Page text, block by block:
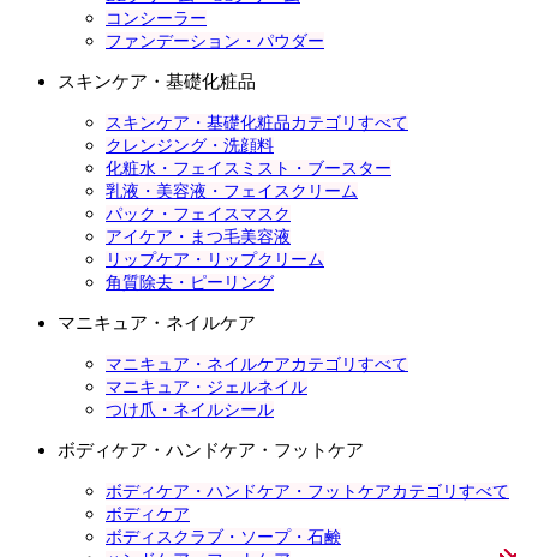
コンシーラー
ファンデーション・パウダー
スキンケア・基礎化粧品
スキンケア・基礎化粧品カテゴリすべて
クレンジング・洗顔料
化粧水・フェイスミスト・ブースター
乳液・美容液・フェイスクリーム
パック・フェイスマスク
アイケア・まつ毛美容液
リップケア・リップクリーム
角質除去・ピーリング
マニキュア・ネイルケア
マニキュア・ネイルケアカテゴリすべて
マニキュア・ジェルネイル
つけ爪・ネイルシール
ボディケア・ハンドケア・フットケア
ボディケア・ハンドケア・フットケアカテゴリすべて
ボディケア
ボディスクラブ・ソープ・石鹸